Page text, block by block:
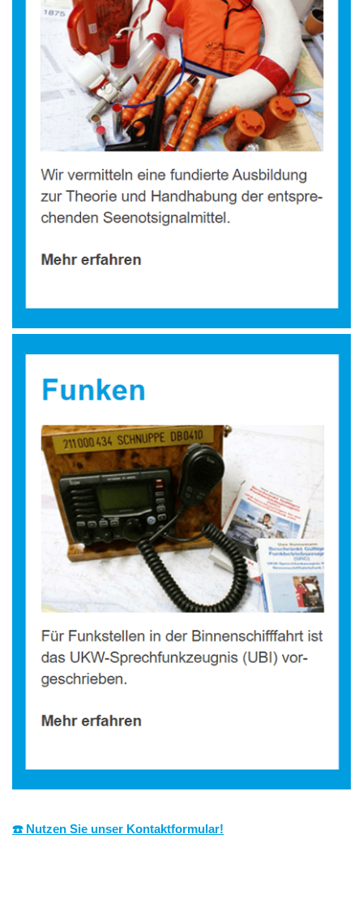
☎️ Nutzen Sie unser Kontaktformular!